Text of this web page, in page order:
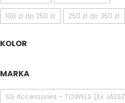
100 zł do 250 zł 250 zł do 350 zł
KOLOR
MARKA
SG Accessories - TOWELS (Ex JASSZ